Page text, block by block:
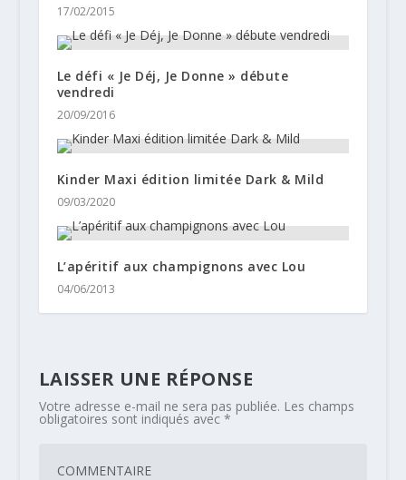
17/02/2015
Le défi « Je Déj, Je Donne » débute
vendredi
20/09/2016
Kinder Maxi édition limitée Dark & Mild
09/03/2020
L’apéritif aux champignons avec Lou
04/06/2013
LAISSER UNE RÉPONSE
Votre adresse e-mail ne sera pas publiée. Les champs
obligatoires sont indiqués avec *